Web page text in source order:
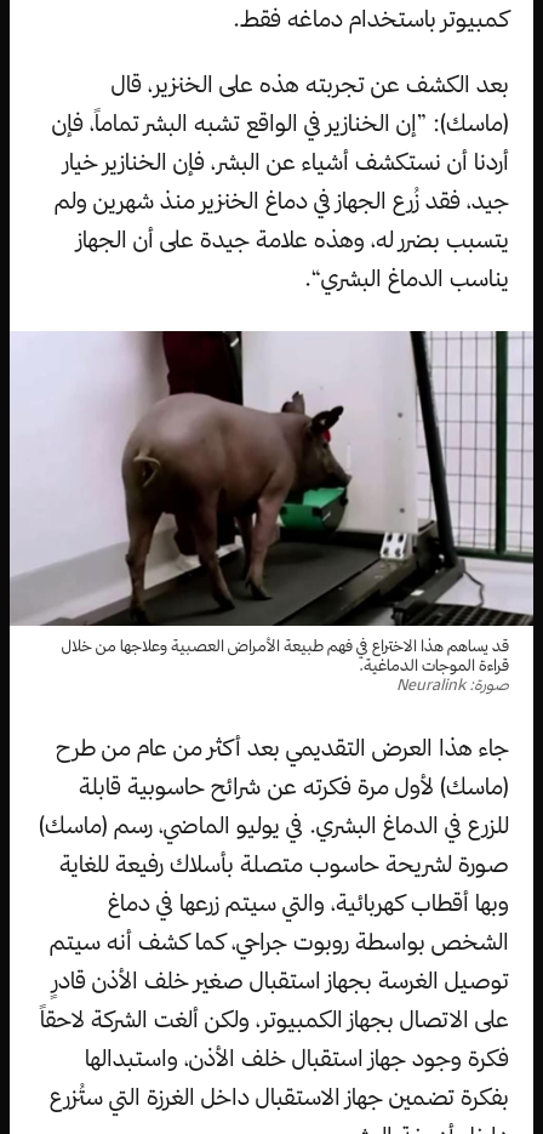
كمبيوتر باستخدام دماغه فقط.
بعد الكشف عن تجربته هذه على الخنزير، قال
(ماسك): ”إن الخنازير في الواقع تشبه البشر تماماً، فإن
أردنا أن نستكشف أشياء عن البشر، فإن الخنازير خيار
جيد، فقد زُرع الجهاز في دماغ الخنزير منذ شهرين ولم
يتسبب بضرر له، وهذه علامة جيدة على أن الجهاز
يناسب الدماغ البشري“.
قد يساهم هذا الاختراع في فهم طبيعة الأمراض العصبية وعلاجها من خلال
قراءة الموجات الدماغية.
صورة: Neuralink
جاء هذا العرض التقديمي بعد أكثر من عام من طرح
(ماسك) لأول مرة فكرته عن شرائح حاسوبية قابلة
للزرع في الدماغ البشري. في يوليو الماضي، رسم (ماسك)
صورة لشريحة حاسوب متصلة بأسلاك رفيعة للغاية
وبها أقطاب كهربائية، والتي سيتم زرعها في دماغ
الشخص بواسطة روبوت جراحي، كما كشف أنه سيتم
توصيل الغرسة بجهاز استقبال صغير خلف الأذن قادرٍ
على الاتصال بجهاز الكمبيوتر، ولكن ألغت الشركة لاحقاً
فكرة وجود جهاز استقبال خلف الأذن، واستبدالها
بفكرة تضمين جهاز الاستقبال داخل الغرزة التي ستُزرع